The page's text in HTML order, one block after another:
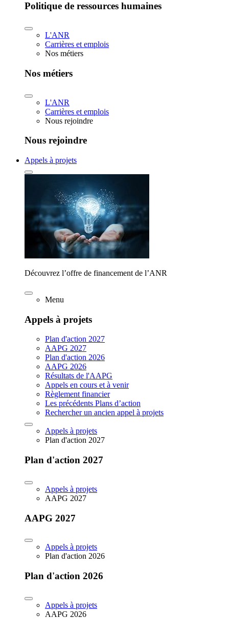
Politique de ressources humaines
L'ANR
Carrières et emplois
Nos métiers
Nos métiers
L'ANR
Carrières et emplois
Nous rejoindre
Nous rejoindre
Appels à projets
Découvrez l’offre de financement de l’ANR
Menu
Appels à projets
Plan d'action 2027
AAPG 2027
Plan d'action 2026
AAPG 2026
Résultats de l'AAPG
Appels en cours et à venir
Règlement financier
Les précédents Plans d’action
Rechercher un ancien appel à projets
Appels à projets
Plan d'action 2027
Plan d'action 2027
Appels à projets
AAPG 2027
AAPG 2027
Appels à projets
Plan d'action 2026
Plan d'action 2026
Appels à projets
AAPG 2026